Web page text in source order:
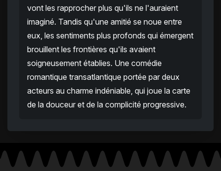
vont les rapprocher plus qu'ils ne l'auraient
imaginé. Tandis qu'une amitié se noue entre
eux, les sentiments plus profonds qui émergent
brouillent les frontières qu'ils avaient
soigneusement établies. Une comédie
romantique transatlantique portée par deux
acteurs au charme indéniable, qui joue la carte
de la douceur et de la complicité progressive.